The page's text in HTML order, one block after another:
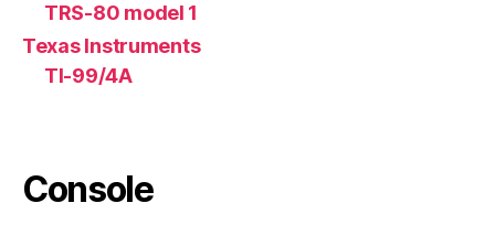
TRS-80 model 1
Texas Instruments
TI-99/4A
Console